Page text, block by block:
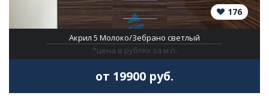
176
Акрил 5 Молоко/Зебрано светлый
*цена в рублях за м.п.
от 19900 руб.